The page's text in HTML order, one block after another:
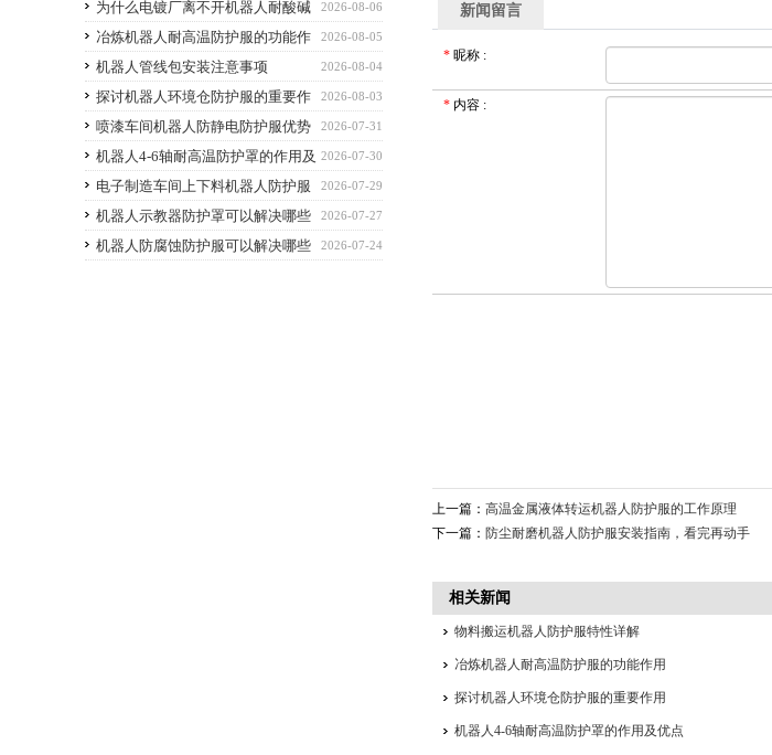
新闻留言
* 昵称 :
* 内容 :
上一篇：高温金属液体转运机器人防护服的工作原理
下一篇： 防尘耐磨机器人防护服安装指南，看完再动手
相关新闻
物料搬运机器人防护服特性详解
冶炼机器人耐高温防护服的功能作用
探讨机器人环境仓防护服的重要作用
机器人4-6轴耐高温防护罩的作用及优点
2026-08-06
为什么电镀厂离不开机器人耐酸碱
防护服
2026-08-05
冶炼机器人耐高温防护服的功能作
用
2026-08-04
机器人管线包安装注意事项
2026-08-03
探讨机器人环境仓防护服的重要作
用
2026-07-31
喷漆车间机器人防静电防护服优势
解析与选购避坑要点
2026-07-30
机器人4-6轴耐高温防护罩的作用及
优点
2026-07-29
电子制造车间上下料机器人防护服
应该选什么功能的
2026-07-27
机器人示教器防护罩可以解决哪些
痛点？
2026-07-24
机器人防腐蚀防护服可以解决哪些